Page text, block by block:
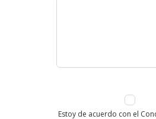
Estoy de acuerdo con el